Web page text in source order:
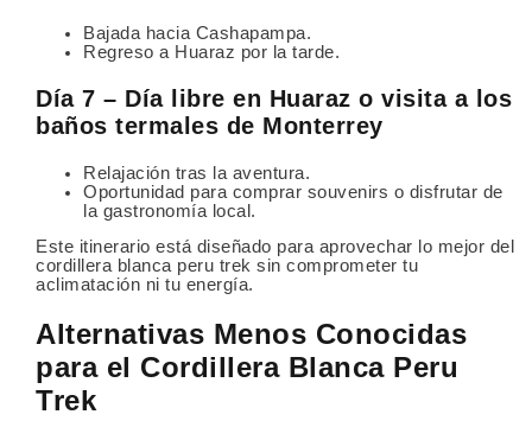
Bajada hacia Cashapampa.
Regreso a Huaraz por la tarde.
Día 7 – Día libre en Huaraz o visita a los
baños termales de Monterrey
Relajación tras la aventura.
Oportunidad para comprar souvenirs o disfrutar de
la gastronomía local.
Este itinerario está diseñado para aprovechar lo mejor del
cordillera blanca peru trek sin comprometer tu
aclimatación ni tu energía.
Alternativas Menos Conocidas
para el Cordillera Blanca Peru
Trek